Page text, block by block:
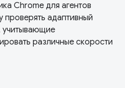
Chrome для агентов
проверять адаптивный
учитывающие
различные скорости